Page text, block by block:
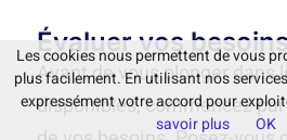
Évaluer vos
Avant de vous plonger dans
disponibles, commencez
Les cookies nous permettent de vous
plus facilement. En utilisant nos
expressément votre accord pour
savoir plus
OK